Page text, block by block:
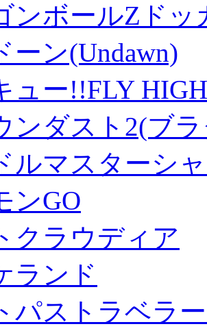
ンボールZド
ーン(Undawn)
ュー!!FLY HIGH
ンダスト2(ブ
ルマスターシ
ンGO
クラウディア
ランド
パストラベラ